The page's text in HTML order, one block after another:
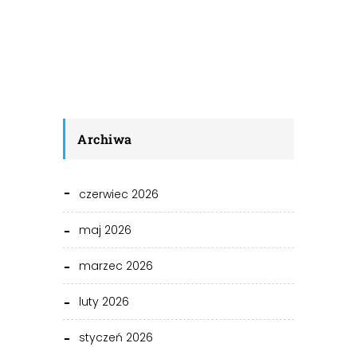
Archiwa
czerwiec 2026
maj 2026
marzec 2026
luty 2026
styczeń 2026